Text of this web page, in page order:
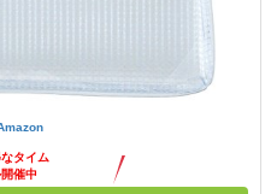
タイム
催中